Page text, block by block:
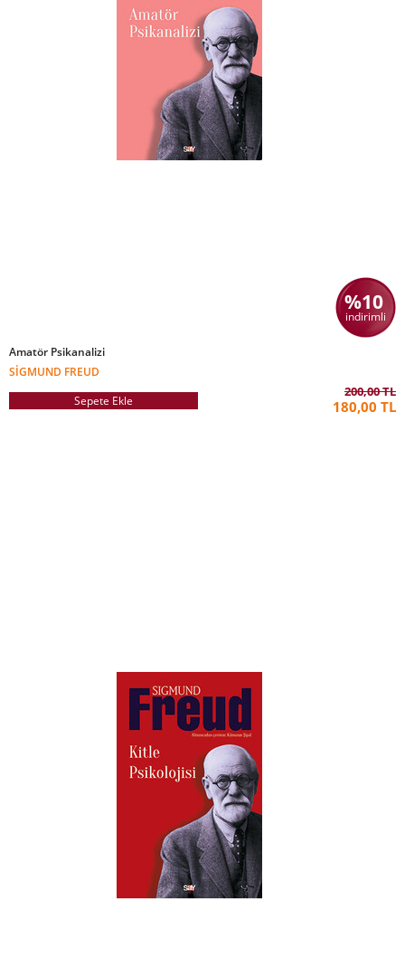
%10
indirimli
Amatör Psikanalizi
SIGMUND FREUD
Sepete Ekle
200,00 TL
180,00 TL